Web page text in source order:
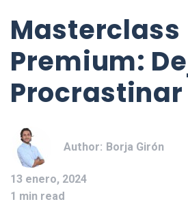
Masterclass
Premium:
Procrastinar
Author: Borja Girón
13 enero, 2024
1 min read